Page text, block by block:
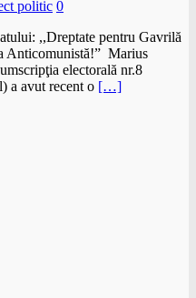
politic 0
,,Dreptate pentru Gavrilă
Anticomunistă!” Marius
electorală nr.8
a avut recent o […]